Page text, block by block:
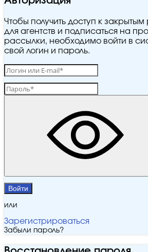
Чтобы получить доступ к
для агентств и подписаться на
рассылки, необходимо войти в
свой логин и пароль.
Войти
или
Зарегистрироваться
Забыли пароль?